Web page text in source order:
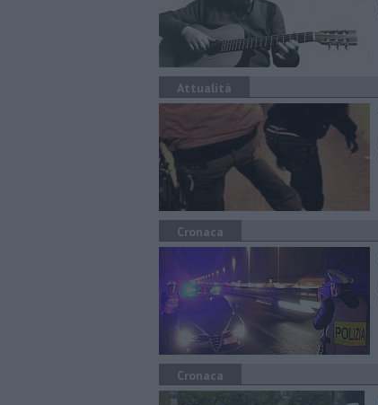
Attualità
Cronaca
Cronaca